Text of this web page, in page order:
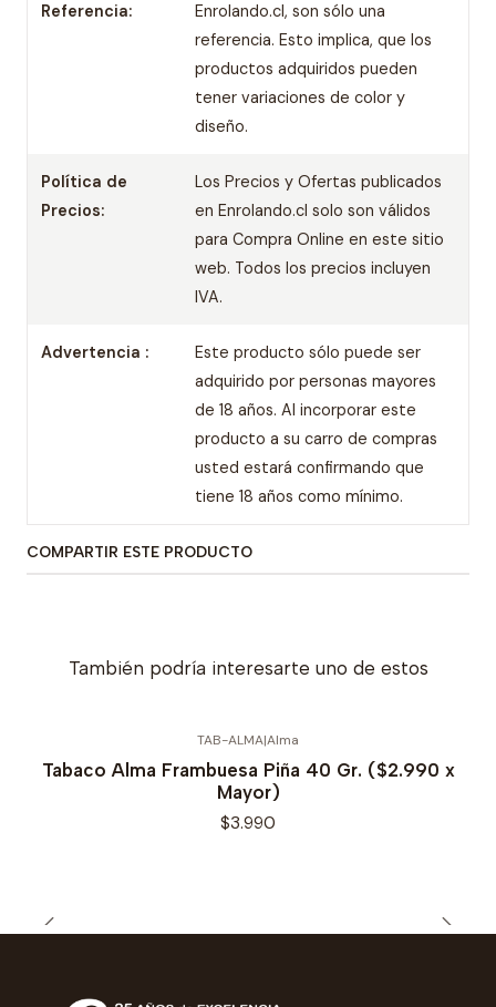
Referencia:
Enrolando.cl, son sólo una
referencia. Esto implica, que los
productos adquiridos pueden
tener variaciones de color y
diseño.
Política de
Precios:
Los Precios y Ofertas publicados
en Enrolando.cl solo son válidos
para Compra Online en este sitio
web. Todos los precios incluyen
IVA.
Advertencia :
Este producto sólo puede ser
adquirido por personas mayores
de 18 años. Al incorporar este
producto a su carro de compras
usted estará confirmando que
tiene 18 años como mínimo.
COMPARTIR ESTE PRODUCTO
También podría interesarte uno de estos
TAB-ALMA|Alma
Tabaco Alma Frambuesa Piña 40 Gr. ($2.990 x
Mayor)
$3.990